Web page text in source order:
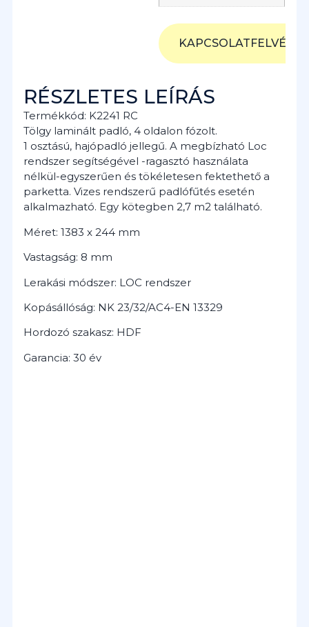
KAPCSOLATFELVÉTEL
RÉSZLETES LEÍRÁS
Termékkód: K2241 RC
Tölgy laminált padló, 4 oldalon fózolt.
1 osztású, hajópadló jellegű. A megbízható Loc
rendszer segítségével -ragasztó használata
nélkül-egyszerűen és tökéletesen fektethető a
parketta. Vizes rendszerű padlófűtés esetén
alkalmazható. Egy kötegben 2,7 m2 található.
Méret: 1383 x 244 mm
Vastagság: 8 mm
Lerakási módszer: LOC rendszer
Kopásállóság: NK 23/32/AC4-EN 13329
Hordozó szakasz: HDF
Garancia: 30 év